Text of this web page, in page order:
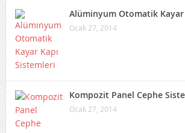
Alüminyum Otomatik Kayar
Ocak 27, 2014
Kompozit Panel Cephe
Ocak 27, 2014